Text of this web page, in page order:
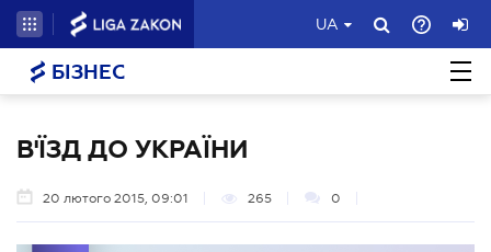
UA
БІЗНЕС
В'ЇЗД ДО УКРАЇНИ
20 лютого 2015, 09:01 265 0